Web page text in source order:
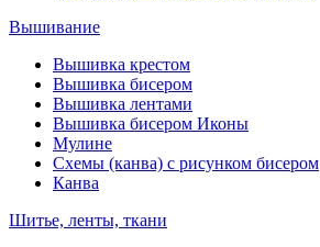
Вышивание
Вышивка крестом
Вышивка бисером
Вышивка лентами
Вышивка бисером Иконы
Мулине
Схемы (канва) с рисунком бисером
Канва
Шитье, ленты, ткани